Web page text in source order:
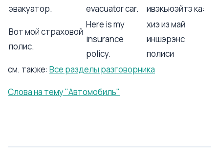
эвакуатор.
evacuator car.
ивэкьюэйтэ ка:
Вот мой страховой
полис.
Here is my
insurance
policy.
хиэ из май
иншэрэнс
полиси
см. также: Все разделы разговорника
Слова на тему "Автомобиль"